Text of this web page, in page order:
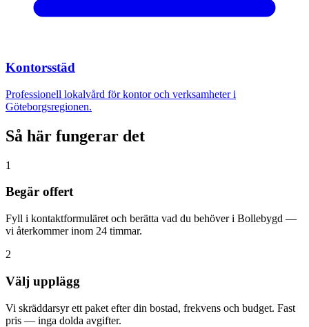
Kontorsstäd
Professionell lokalvård för kontor och verksamheter i
Göteborgsregionen.
Så här fungerar det
1
Begär offert
Fyll i kontaktformuläret och berätta vad du behöver i Bollebygd —
vi återkommer inom 24 timmar.
2
Välj upplägg
Vi skräddarsyr ett paket efter din bostad, frekvens och budget. Fast
pris — inga dolda avgifter.